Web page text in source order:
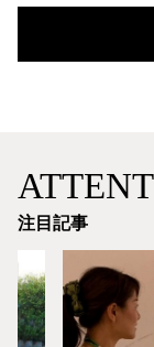
注目記事